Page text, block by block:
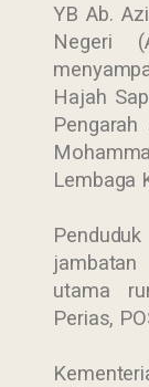
YB Ab.
Negeri
Hajah
Lembaga
utama
Perias,